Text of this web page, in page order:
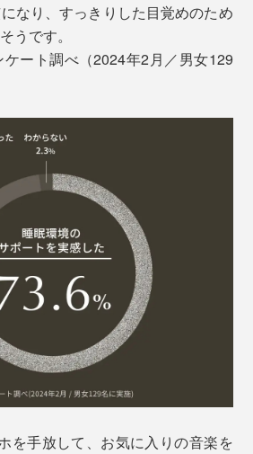
なり、すっきりした目覚めのため
うです。
ート調べ（2024年2月／男女129
を手放して、お気に入りの音楽を